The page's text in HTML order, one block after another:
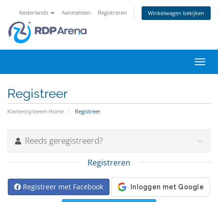
Nederlands Aanmelden Registreren Winkelwagen bekijken
in-/
Registreer
Klantensysteem Home Registreer
Reeds geregistreerd?
Registreren
Registreer met Facebook